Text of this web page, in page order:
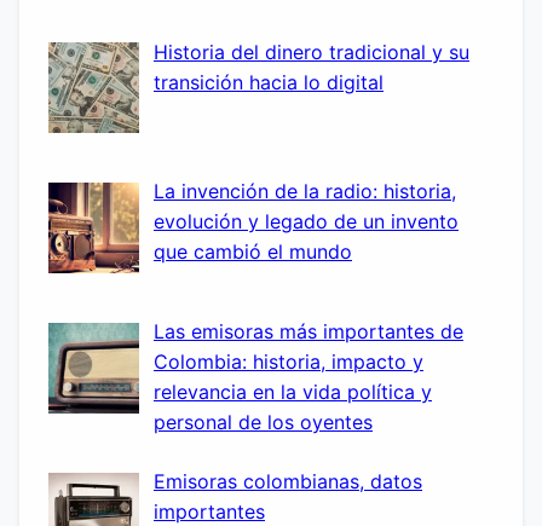
Historia del dinero tradicional y su
transición hacia lo digital
La invención de la radio: historia,
evolución y legado de un invento
que cambió el mundo
Las emisoras más importantes de
Colombia: historia, impacto y
relevancia en la vida política y
personal de los oyentes
Emisoras colombianas, datos
importantes